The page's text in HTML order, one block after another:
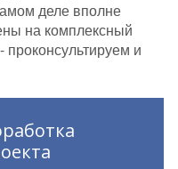
деле вполне
на комплексный
и